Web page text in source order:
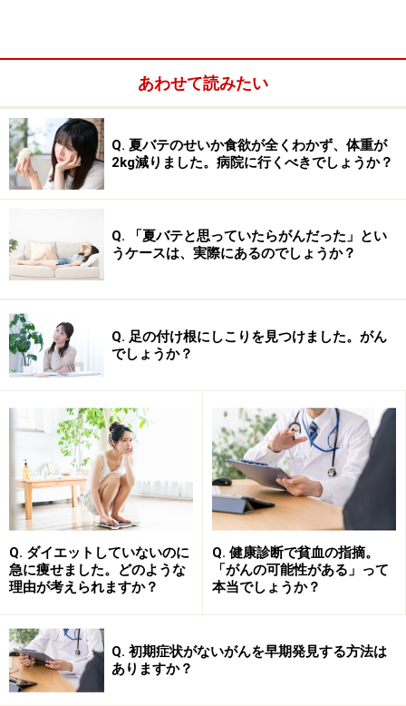
なり、それだけ大がかりな手術になることが多いので
す。
食道がんは切除した管と管をつなぐ箇所が多いため、消
化器外科の領域で膵臓がんの手術と並び、身体に残して
医療技術の進歩と低ダメージ化する食道が
ん治療
体への負担が大きい食道がん手術ですが、近年は医療技
術の進歩によってダメージを小さくする手術法の開発が
進んでいます。
あわせて読みたい
Q. 夏バテのせいか食欲が全くわかず、体重が
2kg減りました。病院に行くべきでしょうか？
Q. 「夏バテと思っていたらがんだった」とい
うケースは、実際にあるのでしょうか？
Q. 足の付け根にしこりを見つけました。がん
でしょうか？
Q. ダイエットしていないのに
急に痩せました。どのような
理由が考えられますか？
Q. 健康診断で貧血の指摘。
「がんの可能性がある」って
本当でしょうか？
Q. 初期症状がないがんを早期発見する方法は
ありますか？